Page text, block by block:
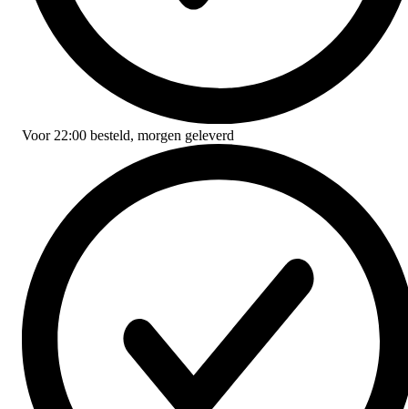
Voor 22:00 besteld, morgen geleverd